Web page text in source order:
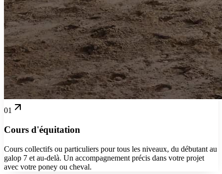
01
Cours d'équitation
Cours collectifs ou particuliers pour tous les niveaux, du débutant au
galop 7 et au-delà. Un accompagnement précis dans votre projet
avec votre poney ou cheval.